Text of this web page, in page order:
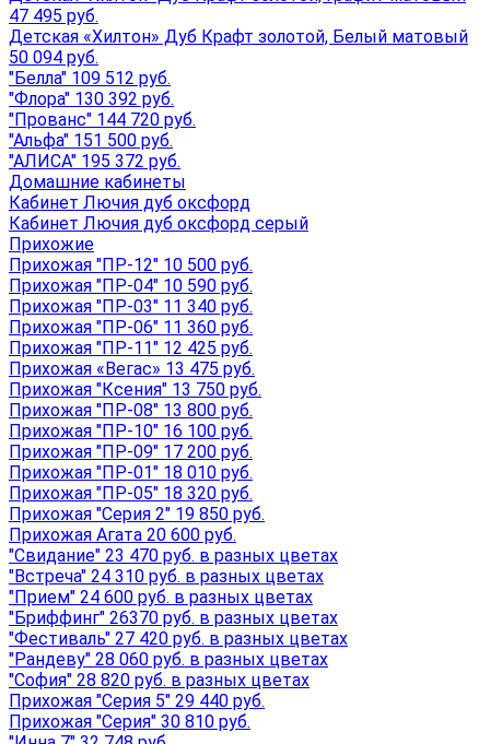
47 495 руб.
Детская «Хилтон» Дуб Крафт золотой, Белый матовый
50 094 руб.
"Белла" 109 512 руб.
"Флора" 130 392 руб.
"Прованс" 144 720 руб.
"Альфа" 151 500 руб.
"АЛИСА" 195 372 руб.
Домашние кабинеты
Кабинет Лючия дуб оксфорд
Кабинет Лючия дуб оксфорд серый
Прихожие
Прихожая "ПР-12" 10 500 руб.
Прихожая "ПР-04" 10 590 руб.
Прихожая "ПР-03" 11 340 руб.
Прихожая "ПР-06" 11 360 руб.
Прихожая "ПР-11" 12 425 руб.
Прихожая «Вегас» 13 475 руб.
Прихожая "Ксения" 13 750 руб.
Прихожая "ПР-08" 13 800 руб.
Прихожая "ПР-10" 16 100 руб.
Прихожая "ПР-09" 17 200 руб.
Прихожая "ПР-01" 18 010 руб.
Прихожая "ПР-05" 18 320 руб.
Прихожая "Серия 2" 19 850 руб.
Прихожая Агата 20 600 руб.
"Свидание" 23 470 руб. в разных цветах
"Встреча" 24 310 руб. в разных цветах
"Прием" 24 600 руб. в разных цветах
"Бриффинг" 26370 руб. в разных цветах
"Фестиваль" 27 420 руб. в разных цветах
"Рандеву" 28 060 руб. в разных цветах
"София" 28 820 руб. в разных цветах
Прихожая "Серия 5" 29 440 руб.
Прихожая "Серия" 30 810 руб.